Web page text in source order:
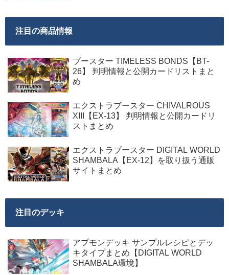
注目の商品情報
ブースター TIMELESS BONDS【BT-
26】 判明情報と公開カードリストまと
め
エクストラブースター CHIVALROUS
XIII【EX-13】 判明情報と公開カードリ
ストまとめ
エクストラブースター DIGITAL WORLD
SHAMBALA【EX-12】を取り扱う通販
サイトまとめ
注目のデッキ
アプモンデッキ サンプルレシピとデッ
キタイプまとめ【DIGITAL WORLD
SHAMBALA環境】